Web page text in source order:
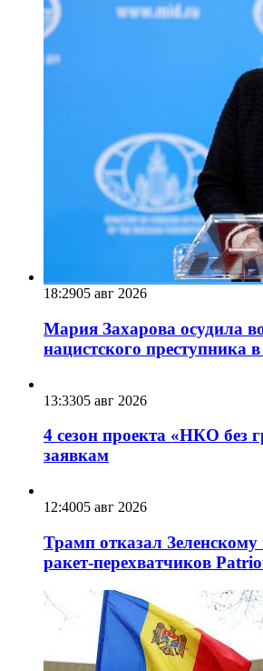
18:2905 авг 2026
Мария Захарова осудила
нацистского преступника
13:3305 авг 2026
4 сезон проекта «НКО без
заявкам
12:4005 авг 2026
Трамп отказал Зеленскому
ракет-перехватчиков